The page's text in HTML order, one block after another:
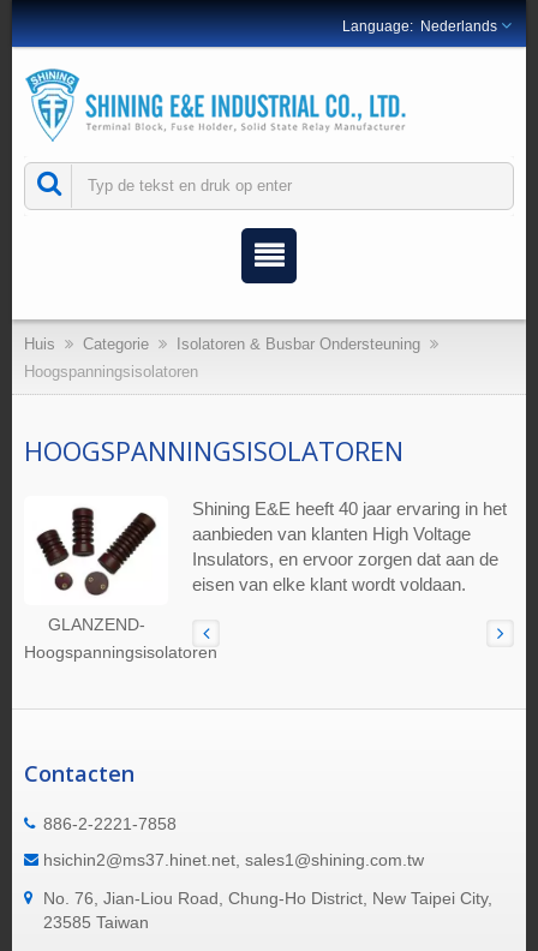
Nederlands
Huis Categorie
Isolatoren & Busbar Ondersteuning
Hoogspanningsisolatoren
HOOGSPANNINGSISOLATOREN
GLANZEND-
Hoogspanningsisolatoren
Shining E&E heeft 40 jaar ervaring in het
aanbieden van klanten High Voltage
Insulators, en ervoor zorgen dat aan de
eisen van elke klant wordt voldaan.
Contacten
886-2-2221-7858
hsichin2@ms37.hinet.net, sales1@shining.com.tw
No. 76, Jian-Liou Road, Chung-Ho District, New Taipei City,
23585 Taiwan